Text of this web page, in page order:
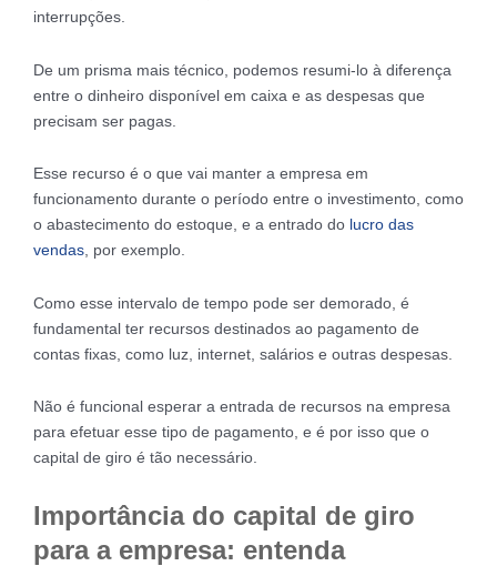
interrupções.
De um prisma mais técnico, podemos resumi-lo à diferença
entre o dinheiro disponível em caixa e as despesas que
precisam ser pagas.
Esse recurso é o que vai manter a empresa em
funcionamento durante o período entre o investimento, como
o abastecimento do estoque, e a entrado do lucro das
vendas, por exemplo.
Como esse intervalo de tempo pode ser demorado, é
fundamental ter recursos destinados ao pagamento de
contas fixas, como luz, internet, salários e outras despesas.
Não é funcional esperar a entrada de recursos na empresa
para efetuar esse tipo de pagamento, e é por isso que o
capital de giro é tão necessário.
Importância do capital de giro
para a empresa: entenda